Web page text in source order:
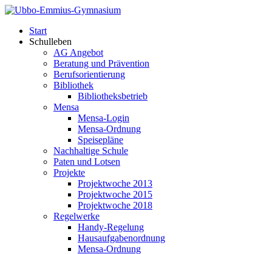
Start
Schulleben
AG Angebot
Beratung und Prävention
Berufsorientierung
Bibliothek
Bibliotheksbetrieb
Mensa
Mensa-Login
Mensa-Ordnung
Speisepläne
Nachhaltige Schule
Paten und Lotsen
Projekte
Projektwoche 2013
Projektwoche 2015
Projektwoche 2018
Regelwerke
Handy-Regelung
Hausaufgabenordnung
Mensa-Ordnung